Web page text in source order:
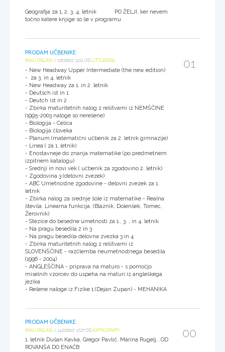
Geografija za 1, 2. 3. 4. letnik PO ŽELJI, ker nevem
točno katere knjige so še v programu
PRODAM UČBENIKE
MALI OGLASI / 17.07.2007, 12:21 OD LITTLEGIRL
- New Headway Upper Intermediate (the new edition)
- za 3. in 4. letnik
- New Headway za 1. in 2. letnik
- Deutsch ist in 1
- Deutch ist in 2
- Zbirka maturitetnih nalog z rešitvami iz NEMŠČINE
(1995-2003 naloge so nerešene)
- Biologija - Celica
- Biologija človeka
- Planum (matematični učbenik za 2. letnik gimnazije)
- Linea ( za 1. letnik)
- Enostavneje do znanja matematike (po predmetnem
izpitnem katalogu)
- Srednji in novi vek ( učbenik za zgodovino 2. letnik)
- Zgodovina 3 (delovni zvezek)
- ABC Umetnostne zgodovine - delovni zvezek za 1.
letnik
- Zbirka nalog za srednje šole iz matematike - Realna
števila. Linearna funkcija. (Blaznik, Dolenšek, Tomec,
Žerovnik)
- Stezice do besedne umetnosti za 1., 3. , in 4. letnik
- Na pragu besedila 2 in 3
- Na pragu besedila delovna zvezka 3 in 4
- Zbirka maturitetnih nalog z rešitvami iz
SLOVENŠČINE - razčlemba neumetnostnega besedila
(1996 - 2004)
- ANGLEŠČINA - priprava na maturo - s pomočjo
miselnih vzorcev do uspeha na maturi iz angleškega
jezika
- Rešene naloge iz Fizike 1 (Dejan Zupan) - MEHANIKA
01
PRODAM UČBENIKE
MALI OGLASI / 14.07.2007, 17:27 OD KATYCOPATY
1. letnik Dušan Kavka, Gregor Pavlič, Marina Rugelj...OD
ROVANŠA DO ENAČB
00